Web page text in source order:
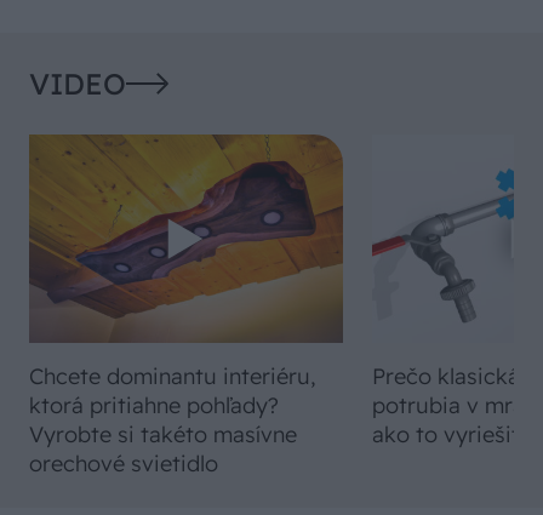
VIDEO
Chcete dominantu interiéru,
ktorá pritiahne pohľady?
Vyrobte si takéto masívne
orechové svietidlo
Prečo klasická
potrubia v
ako to vyriešiť